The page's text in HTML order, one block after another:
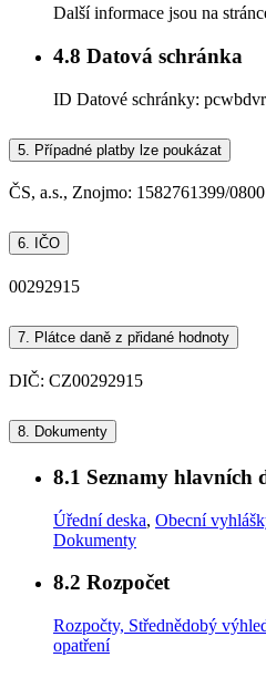
Další informace jsou na
4.8 Datová schránka
ID Datové schránky: pcwbdvr
5. Případné platby lze poukázat
ČS, a.s., Znojmo: 1582761399/
6. IČO
00292915
7. Plátce daně z přidané hodnoty
DIČ: CZ00292915
8. Dokumenty
8.1 Seznamy hlavních
Úřední deska, Obecní
Dokumenty
8.2 Rozpočet
Rozpočty, Střednědobý
opatření